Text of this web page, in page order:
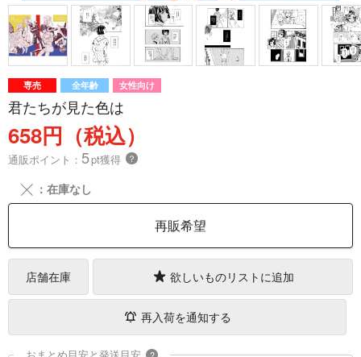
専売 全年齢 女性向け
君たちが見た色は
658円（税込）
通販ポイント： 5pt獲得 ？
╳ ：在庫なし
再販希望
店舗在庫 欲しいものリストに追加
再入荷を通知する
?